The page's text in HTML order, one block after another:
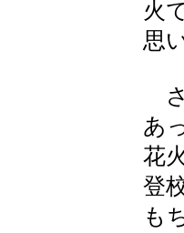
火
思
さ
あ
花
登
も